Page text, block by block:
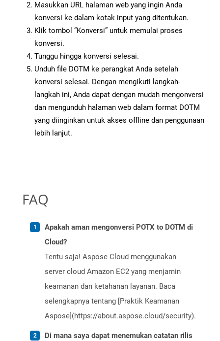
Masukkan URL halaman web yang ingin Anda
konversi ke dalam kotak input yang ditentukan.
Klik tombol “Konversi” untuk memulai proses
konversi.
Tunggu hingga konversi selesai.
Unduh file DOTM ke perangkat Anda setelah
konversi selesai. Dengan mengikuti langkah-
langkah ini, Anda dapat dengan mudah mengonversi
dan mengunduh halaman web dalam format DOTM
yang diinginkan untuk akses offline dan penggunaan
lebih lanjut.
FAQ
Apakah aman mengonversi POTX to DOTM di
Cloud?
Tentu saja! Aspose Cloud menggunakan
server cloud Amazon EC2 yang menjamin
keamanan dan ketahanan layanan. Baca
selengkapnya tentang [Praktik Keamanan
Aspose](https://about.aspose.cloud/security).
Di mana saya dapat menemukan catatan rilis